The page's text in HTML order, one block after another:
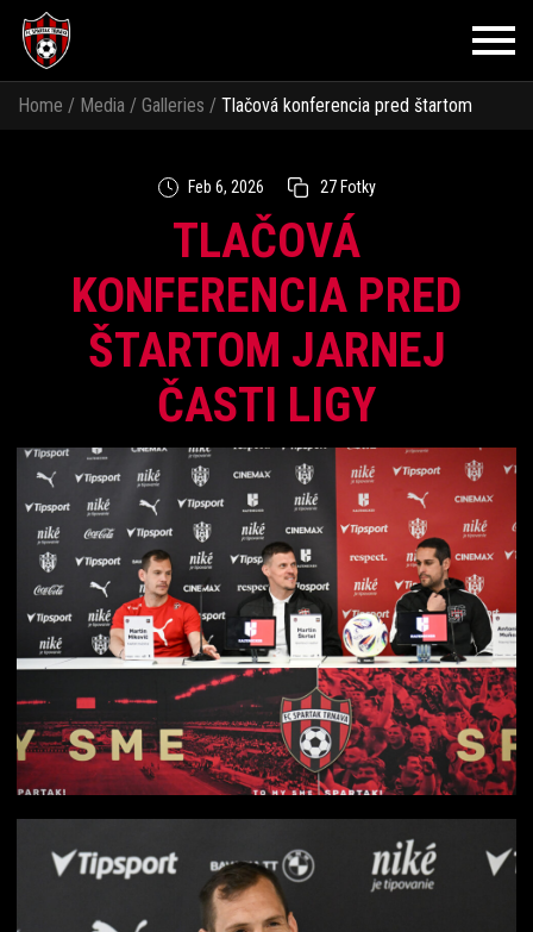
Home / Media / Galleries / Tlačová konferencia pred štartom
Feb 6, 2026 27 Fotky
TLAČOVÁ
KONFERENCIA PRED
ŠTARTOM JARNEJ
ČASTI LIGY